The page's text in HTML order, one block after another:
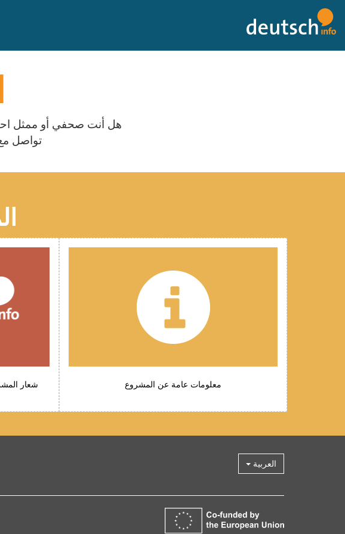
المحتويات
هل أنت صحفي أو ممثل
تواصل
معلومات عامة عن المشروع
شعار
العربية